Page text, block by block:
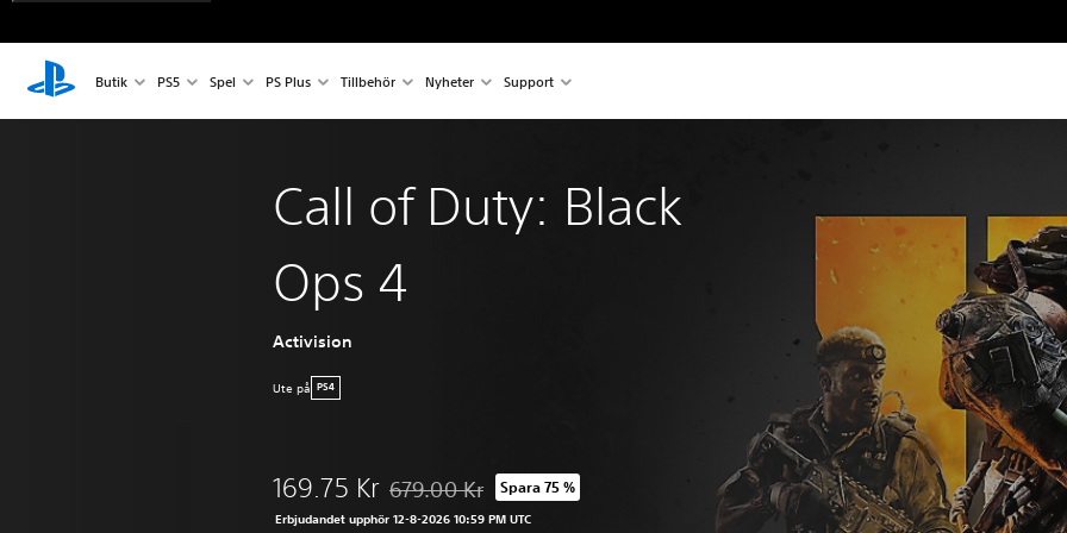
Butik PS5 Spel PS Plus Tillbehör Nyheter Support
Call of Duty: Black
Ops 4
Activision
Ute på PS4
169.75 Kr Nedsatt från ursprungspriset på 679.00 Kr
679.00 Kr Spara 75 %
Erbjudandet upphör 12-8-2026 10:59 PM UTC